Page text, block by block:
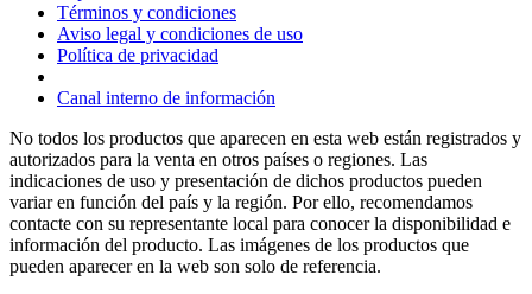
Términos y condiciones
Aviso legal y condiciones de uso
Política de privacidad
Canal interno de información
No todos los productos que aparecen en esta web están registrados y
autorizados para la venta en otros países o regiones. Las
indicaciones de uso y presentación de dichos productos pueden
variar en función del país y la región. Por ello, recomendamos
contacte con su representante local para conocer la disponibilidad e
información del producto. Las imágenes de los productos que
pueden aparecer en la web son solo de referencia.